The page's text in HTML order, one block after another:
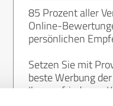
85 Prozent aller
Online-
persönlichen
Setzen Sie mit
beste Werbung
Ihrer zufriedenen